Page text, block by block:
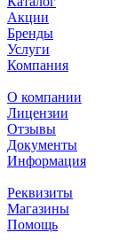
Акции
Бренды
Услуги
Компания
О компании
Лицензии
Отзывы
Документы
Информация
Реквизиты
Магазины
Помощь